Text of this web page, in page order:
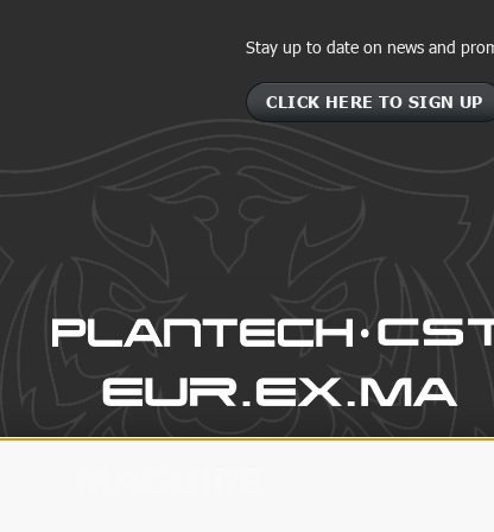
Stay up to date on news and
CLICK HERE TO SIGN UP